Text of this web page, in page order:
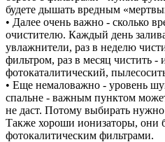
будете дышать вредным
• Далее очень важно - сколько
очистителю. Каждый день
увлажнители, раз в неделю
фильтром, раз в месяц чистить -
фотокаталитический,
• Еще немаловажно - уровень
спальне - важным пунктом
не даст. Потому выбирать
Также хороши ионизаторы, они
фотокалитическим фильтрами.